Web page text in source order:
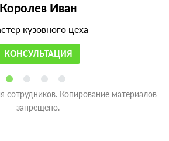
Королев Иван
кузовного цеха
КОНСУЛЬТАЦИЯ
сотрудников. Копирование материалов
запрещено.